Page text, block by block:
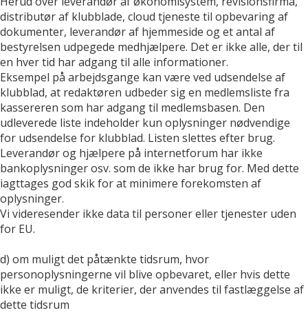
distributør af klubblade, cloud tjeneste til opbevaring af
dokumenter, leverandør af hjemmeside og et antal af
bestyrelsen udpegede medhjælpere. Det er ikke alle, der til
en hver tid har adgang til alle informationer.
Eksempel på arbejdsgange kan være ved udsendelse af
klubblad, at redaktøren udbeder sig en medlemsliste fra
kassereren som har adgang til medlemsbasen. Den
udleverede liste indeholder kun oplysninger nødvendige
for udsendelse for klubblad. Listen slettes efter brug.
Leverandør og hjælpere på internetforum har ikke
bankoplysninger osv. som de ikke har brug for. Med dette
iagttages god skik for at minimere forekomsten af
oplysninger.
Vi videresender ikke data til personer eller tjenester uden
for EU.
d) om muligt det påtænkte tidsrum, hvor
personoplysningerne vil blive opbevaret, eller hvis dette
ikke er muligt, de kriterier, der anvendes til fastlæggelse af
dette tidsrum